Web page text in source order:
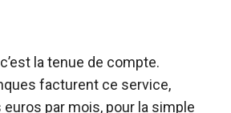
la tenue de compte.
facturent ce service,
par mois, pour la simple